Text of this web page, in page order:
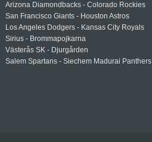
Arizona Diamondbacks - Colorado Rockies
San Francisco Giants - Houston Astros
Los Angeles Dodgers - Kansas City Royals
Sirius - Brommapojkarna
Västerås SK - Djurgården
Salem Spartans - Siechem Madurai Panthers